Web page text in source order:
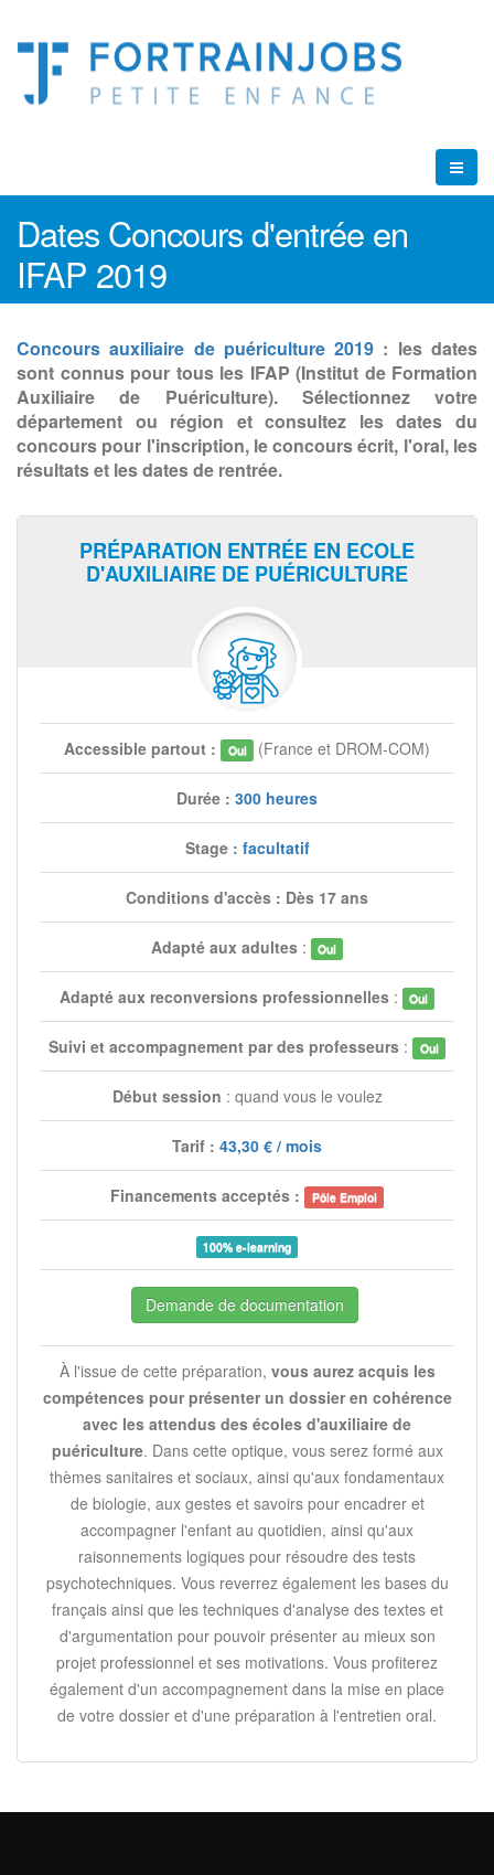
Dates Concours d'entrée en
IFAP 2019
Concours auxiliaire de puériculture 2019 : les dates
sont connus pour tous les IFAP (Institut de Formation
Auxiliaire de Puériculture). Sélectionnez votre
département ou région et consultez les dates du
concours pour l'inscription, le concours écrit, l'oral, les
résultats et les dates de rentrée.
PRÉPARATION ENTRÉE EN ECOLE
D'AUXILIAIRE DE PUÉRICULTURE
Accessible partout : Oui (France et DROM-COM)
Durée : 300 heures
Stage : facultatif
Conditions d'accès : Dès 17 ans
Adapté aux adultes: Oui
Adapté aux reconversions professionnelles: Oui
Suivi et accompagnement par des professeurs : Oui
Début session : quand vous le voulez
Tarif : 43,30 € / mois
Financements acceptés : Pôle Emploi
100% e-learning
Demande de documentation
À l'issue de cette préparation, vous aurez acquis les
compétences pour présenter un dossier en cohérence
avec les attendus des écoles d'auxiliaire de
puériculture. Dans cette optique, vous serez formé aux
thèmes sanitaires et sociaux, ainsi qu'aux fondamentaux
de biologie, aux gestes et savoirs pour encadrer et
accompagner l'enfant au quotidien, ainsi qu'aux
raisonnements logiques pour résoudre des tests
psychotechniques. Vous reverrez également les bases du
français ainsi que les techniques d'analyse des textes et
d'argumentation pour pouvoir présenter au mieux son
projet professionnel et ses motivations. Vous profiterez
également d'un accompagnement dans la mise en place
de votre dossier et d'une préparation à l'entretien oral.